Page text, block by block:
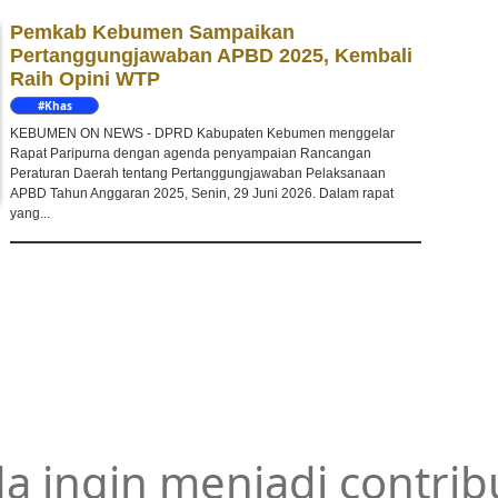
Pemkab Kebumen Sampaikan
Pertanggungjawaban APBD 2025, Kembali
Raih Opini WTP
#Khas
KEBUMEN ON NEWS - DPRD Kabupaten Kebumen menggelar
Rapat Paripurna dengan agenda penyampaian Rancangan
Peraturan Daerah tentang Pertanggungjawaban Pelaksanaan
APBD Tahun Anggaran 2025, Senin, 29 Juni 2026. Dalam rapat
yang...
ingin menjadi